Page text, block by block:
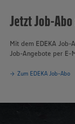
Jetzt Job-
Mit dem EDEKA
Job-Angebote per E-
Zum EDEKA Job-Abo